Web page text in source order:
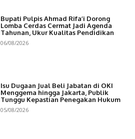
Bupati Pulpis Ahmad Rifa’i Dorong
Lomba Cerdas Cermat Jadi Agenda
Tahunan, Ukur Kualitas Pendidikan
06/08/2026
Isu Dugaan Jual Beli Jabatan di OKI
Menggema hingga Jakarta, Publik
Tunggu Kepastian Penegakan Hukum
05/08/2026